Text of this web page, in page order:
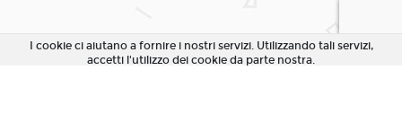
I cookie ci aiutano a fornire i nostri servizi. Utilizzando tali servizi,
accetti l'utilizzo dei cookie da parte nostra.